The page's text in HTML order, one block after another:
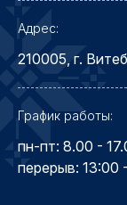
Адрес:
210005, г.
График работы:
пн-пт: 8.00 -
перерыв: 13:00